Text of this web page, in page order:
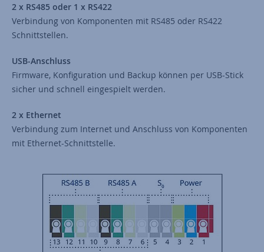
2 x RS485 oder 1 x RS422
Verbindung von Komponenten mit RS485 oder RS422
Schnittstellen.
USB-Anschluss
Firmware, Konfiguration und Backup können per USB-Stick
sicher und schnell eingespielt werden.
2 x Ethernet
Verbindung zum Internet und Anschluss von Komponenten
mit Ethernet-Schnittstelle.